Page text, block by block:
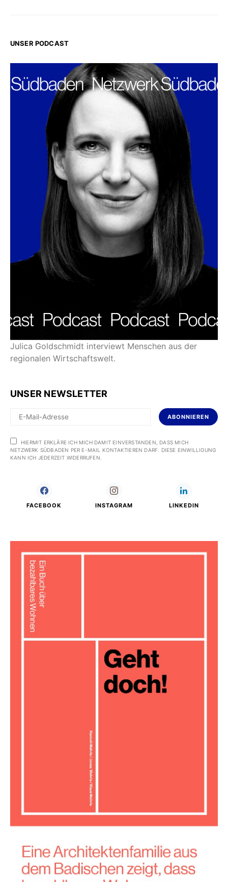
UNSER PODCAST
Julica Goldschmidt interviewt Menschen aus der
regionalen Wirtschaftswelt.
UNSER NEWSLETTER
ABONNIEREN
HIERMIT ERKLÄRE ICH MICH DAMIT EINVERSTANDEN, DASS MICH
NETZWERK SÜDBADEN PER E-MAIL KONTAKTIEREN DARF. DIESE EINWILLIGUNG
KANN ICH JEDERZEIT WIDERRUFEN.
FACEBOOK INSTAGRAM LINKEDIN